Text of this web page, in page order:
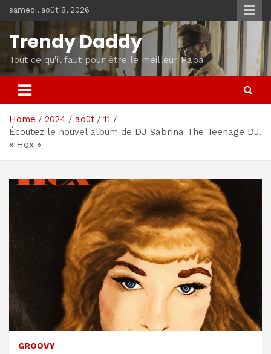
to
content
samedi, août 8, 2026
Trendy Daddy
Tout ce qu'il faut pour être le meilleur Papa
Home 2024 août
11
Écoutez le nouvel album de DJ Sabrina The Teenage DJ,
« Hex »
GROOVY